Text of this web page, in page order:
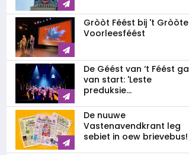
Gròòt Féést bij 't Gròòte
Voorleesféést
De Géést van ‘t Féést ga
van start: 'Leste
preduksie...
De nuuwe
Vastenavendkrant leg
sebiet in oew brievebus!